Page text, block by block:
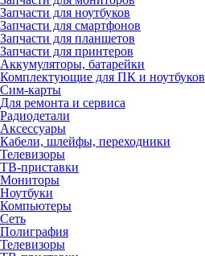
Запчасти для ноутбуков
Запчасти для смартфонов
Запчасти для планшетов
Запчасти для принтеров
Аккумуляторы, батарейки
Комплектующие для ПК и ноутбуков
Сим-карты
Для ремонта и сервиса
Радиодетали
Аксессуары
Кабели, шлейфы, переходники
Телевизоры
ТВ-приставки
Мониторы
Ноутбуки
Компьютеры
Сеть
Полиграфия
Телевизоры